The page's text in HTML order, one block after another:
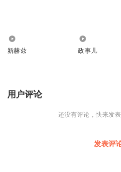
新赫兹 政事儿
用户评论
还没有评论，快来发
发表评